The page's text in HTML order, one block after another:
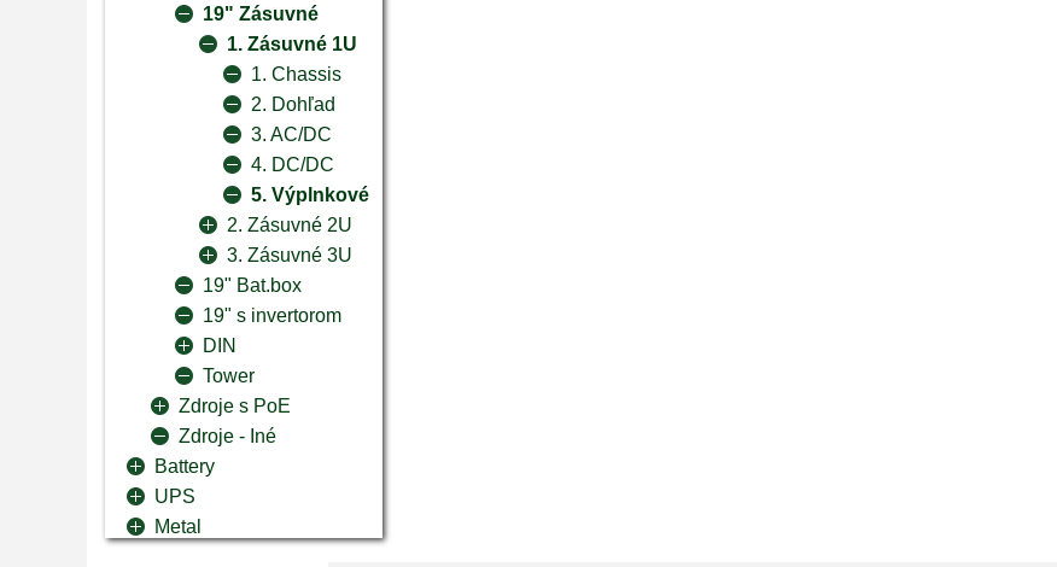
19" Zásuvné
1. Zásuvné 1U
1. Chassis
2. Dohľad
3. AC/DC
4. DC/DC
5. Výplnkové
2. Zásuvné 2U
3. Zásuvné 3U
19" Bat.box
19" s invertorom
DIN
Tower
Zdroje s PoE
Zdroje - Iné
Battery
UPS
Metal